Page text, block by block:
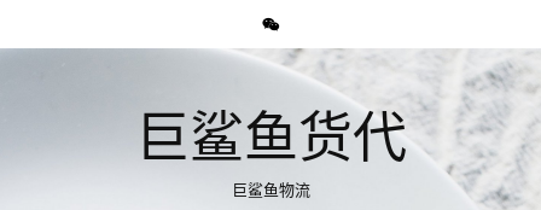
巨鲨鱼货代
巨鲨鱼物流